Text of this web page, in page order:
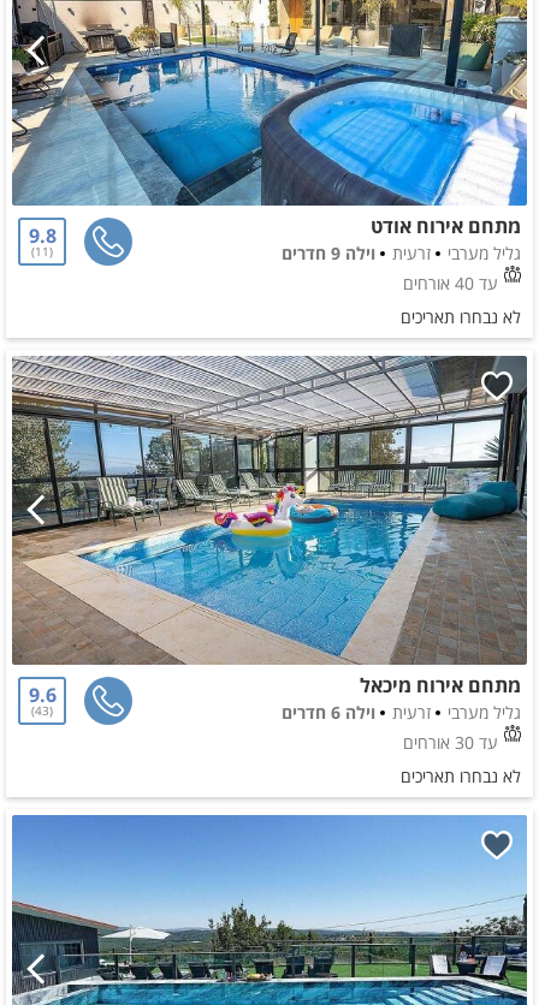
מתחם אירוח אודט
גליל מערבי זרעית
וילה 9 חדרים
עד 40 אורחים
9.8
11
לא נבחרו תאריכים
מתחם אירוח מיכאל
גליל מערבי זרעית
וילה 6 חדרים
עד 30 אורחים
9.6
43
לא נבחרו תאריכים